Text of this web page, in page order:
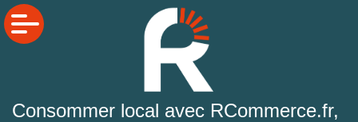
Consommer local avec RCommerce.fr,